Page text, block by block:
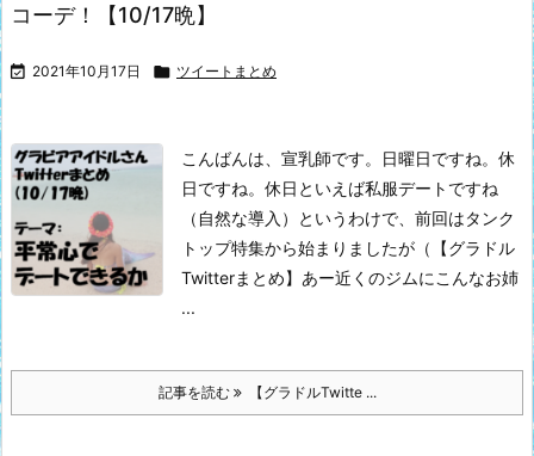
コーデ！【10/17晩】
 2021年10月17日  ツイートまとめ
こんばんは、宣乳師です。
日曜日ですね。休
日ですね。休日といえば私服デートですね
（自然な導入）
というわけで、前回はタンク
トップ特集から始まりましたが（【グラドル
Twitterまとめ】あー近くのジムにこんなお姉
...
記事を読む 【グラドルTwitte ...